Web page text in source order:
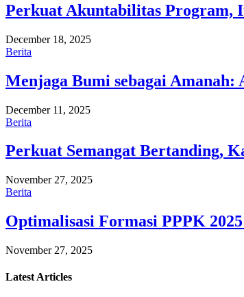
Perkuat Akuntabilitas Program,
December 18, 2025
Berita
Menjaga Bumi sebagai
December 11, 2025
Berita
Perkuat Semangat Bertanding,
November 27, 2025
Berita
Optimalisasi Formasi PPPK
November 27, 2025
Latest Articles